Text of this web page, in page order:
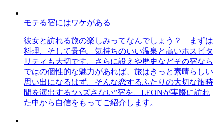
モテる宿にはワケがある
彼女と訪れる旅の楽しみってなんでしょう？ まずは
料理、そして景色。気持ちのいい温泉と高いホスピタ
リティも大切です。さらに設えや歴史などその宿なら
ではの個性的な魅力があれば、旅はきっと素晴らしい
思い出になるはず。そんな恋するふたりの大切な旅時
間を演出する“ハズさない”宿を、LEONが実際に訪れ
た中から自信をもってご紹介します。